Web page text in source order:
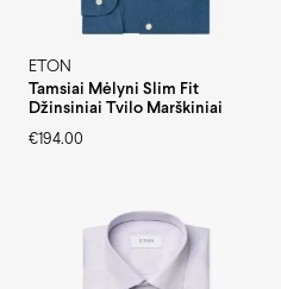
ETON
Tamsiai Mėlyni Slim Fit
Džinsiniai Tvilo Marškiniai
€194.00